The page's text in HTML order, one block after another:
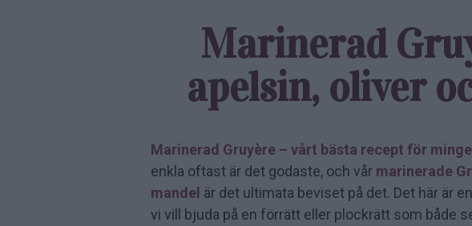
Marinerad
apelsin, oliver
Marinerad Gruyère – vårt bästa recept för
enkla oftast är det godaste, och vår marinerade
mandel är det ultimata beviset på det. Det här är
vi vill bjuda på en förrätt eller plockrätt som både